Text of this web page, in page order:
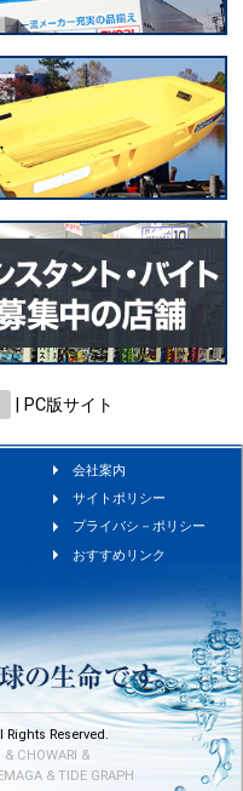
PC版サイト
会社案内
サイトポリシー
プライバシ－ポリシー
おすすめリンク
Rights Reserved.
& CHOWARI &
& TIDE GRAPH